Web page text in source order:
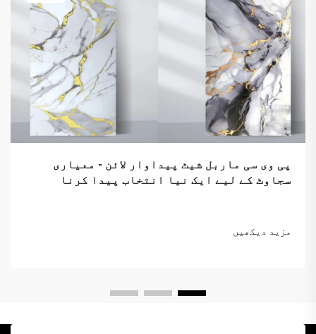
پی وی سی ماربل شیٹ پیداوار لائن - معیاری
سجاوٹ کے لیے ایک نیا انتخاب پیدا کرنا
مزید دیکھیں